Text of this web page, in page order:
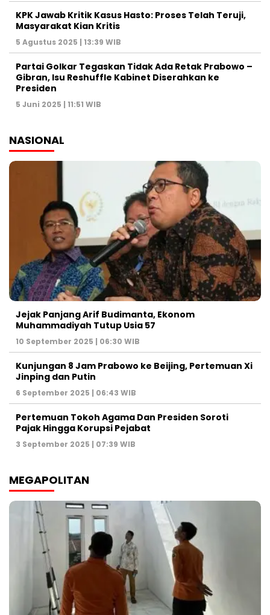
KPK Jawab Kritik Kasus Hasto: Proses Telah Teruji,
Masyarakat Kian Kritis
5 Agustus 2025 | 13:39 WIB
Partai Golkar Tegaskan Tidak Ada Retak Prabowo –
Gibran, Isu Reshuffle Kabinet Diserahkan ke
Presiden
5 Juni 2025 | 11:51 WIB
NASIONAL
Jejak Panjang Arif Budimanta, Ekonom
Muhammadiyah Tutup Usia 57
10 September 2025 | 06:30 WIB
Kunjungan 8 Jam Prabowo ke Beijing, Pertemuan Xi
Jinping dan Putin
6 September 2025 | 06:43 WIB
Pertemuan Tokoh Agama Dan Presiden Soroti
Pajak Hingga Korupsi Pejabat
3 September 2025 | 07:39 WIB
MEGAPOLITAN